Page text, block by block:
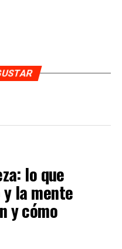
lo que
la mente
y cómo